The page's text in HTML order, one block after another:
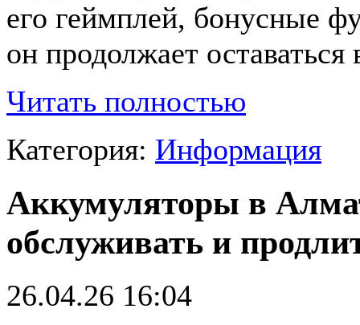
его геймплей, бонусные
он продолжает
Читать полностью
Категория: Информация
Аккумуляторы в
обслуживать и
26.04.26 16:04